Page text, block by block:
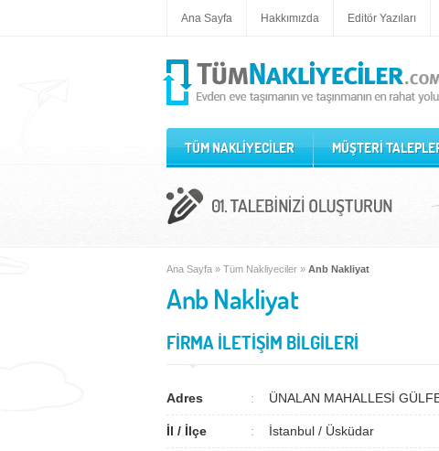
Ana Sayfa Hakkımızda Editör Yazıları
TÜM NAKLİYECİLER MÜŞTERİ
Ana Sayfa » Tüm Nakliyeciler » Anb Nakliyat
Anb Nakliyat
FİRMA İLETİŞİM BİLGİLERİ
Adres ÜNALAN MAHALLESİ
İl / İlçe İstanbul / Üsküdar